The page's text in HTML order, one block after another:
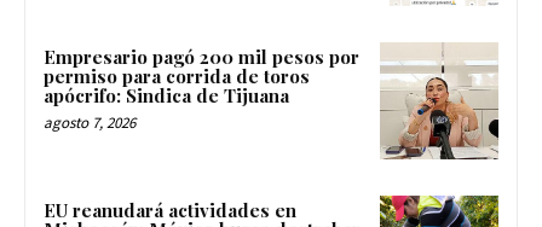
Empresario pagó 200 mil pesos por
permiso para corrida de toros
apócrifo: Sindica de Tijuana
agosto 7, 2026
EU reanudará actividades en